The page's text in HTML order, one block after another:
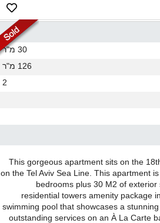
30 מ"ר
126 מ"ר
2
This gorgeous apartment sits on the
on the Tel Aviv Sea Line. This apartment
bedrooms plus 30 M2 of
residential towers amenity package
swimming pool that showcases a
outstanding services on an À La Carte